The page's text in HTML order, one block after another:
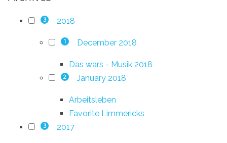
3 2018
1 December 2018
Das wars - Musik 2018
2 January 2018
Arbeitsleben
Favorite Limmericks
3 2017